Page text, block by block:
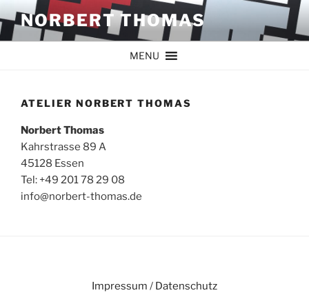
Inhalt
springen
NORBERT THOMAS
MENU
ATELIER NORBERT THOMAS
Norbert Thomas
Kahrstrasse 89 A
45128 Essen
Tel: +49 201 78 29 08
info@norbert-thomas.de
Impressum / Datenschutz